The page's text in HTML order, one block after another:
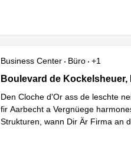
Business Center Büro
+1
18 Boulevard de Kockelsheuer,
Boulevard de
Den Cloche d'Or ass de leschte
fir Aarbecht a Vergnüege
Strukturen, wann Dir Är Firma an